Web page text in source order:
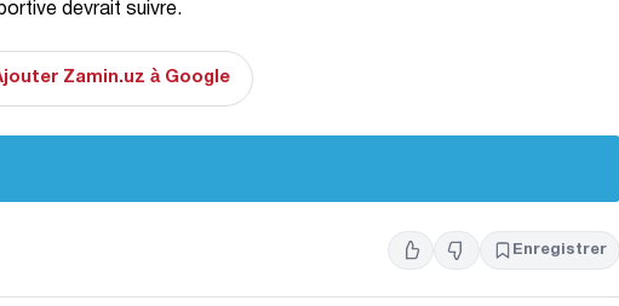
devrait suivre.
Zamin.uz à Google
Enregistrer